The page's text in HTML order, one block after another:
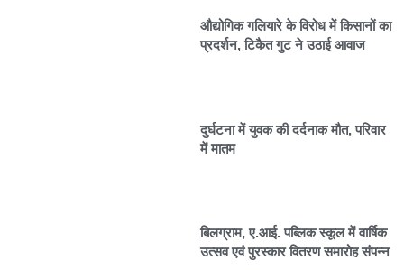
औद्योगिक गलियारे के विरोध में किसानों का
प्रदर्शन, टिकैत गुट ने उठाई आवाज
दुर्घटना में युवक की दर्दनाक मौत, परिवार
में मातम
बिलग्राम, ए.आई. पब्लिक स्कूल में वार्षिक
उत्सव एवं पुरस्कार वितरण समारोह संपन्न